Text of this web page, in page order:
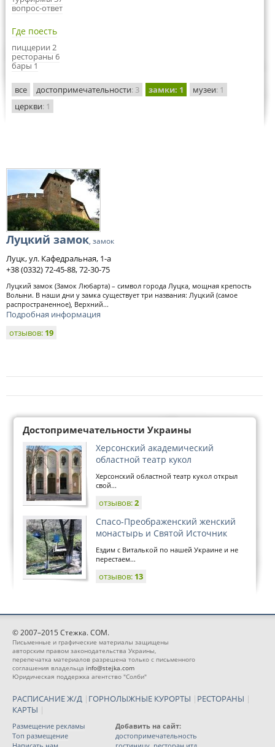
вопрос-ответ
Где поесть
пиццерии 2
рестораны 6
бары 1
все достопримечательности: 3 замки: 1 музеи: 1
церкви: 1
Луцкий замок, замок
Луцк, ул. Кафедральная, 1-а
+38 (0332) 72-45-88, 72-30-75
Луцкий замок (Замок Любарта) – символ города Луцка, мощная крепость
Волыни. В наши дни у замка существует три названия: Луцкий (самое
распространенное), Верхний...
Подробная информация
отзывов: 19
Достопримечательности Украины
Херсонский академический
областной театр кукол
Херсонский областной театр кукол открыл
свой...
отзывов:2
Спасо-Преображенский женский
монастырь и Святой Источник
Ездим с Виталькой по нашей Украине и не
перестаем...
отзывов: 13
© 2007–2015 Стежка. COM.
Письменные и графические материалы защищены
авторским правом законодательства Украины,
перепечатка материалов разрешена только с письменного
соглашения владельца info@stejka.com
Юридическая поддержка агентство "Солби"
РАСПИСАНИЕ Ж/Д | ГОРНОЛЫЖНЫЕ КУРОРТЫ | РЕСТОРАНЫ |
КАРТЫ |
Размещение рекламы
Топ размещение
Добавить на сайт:
достопримечательность